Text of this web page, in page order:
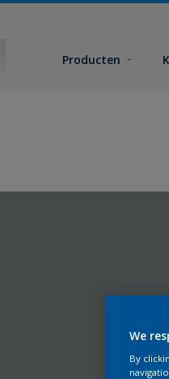
Producten
We
By